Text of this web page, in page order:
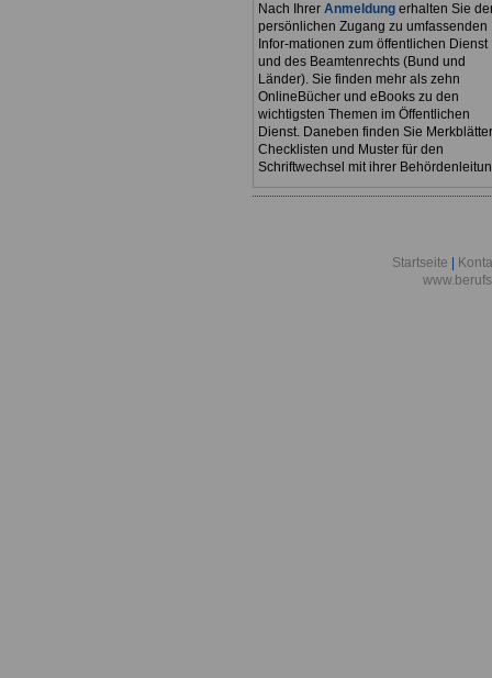
Nach Ihrer Anmeldung erhalten Sie
persönlichen Zugang zu umfassenden
Infor-mationen zum öffentlichen Dienst
und des Beamtenrechts (Bund und
Länder). Sie finden mehr als zehn
OnlineBücher und eBooks zu den
wichtigsten Themen im Öffentlichen
Dienst. Daneben finden Sie
Checklisten und Muster für den
Schriftwechsel mit ihrer
Startseite